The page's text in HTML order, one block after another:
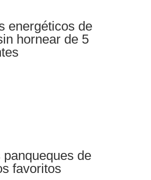
energéticos de
hornear de 5
panqueques de
favoritos